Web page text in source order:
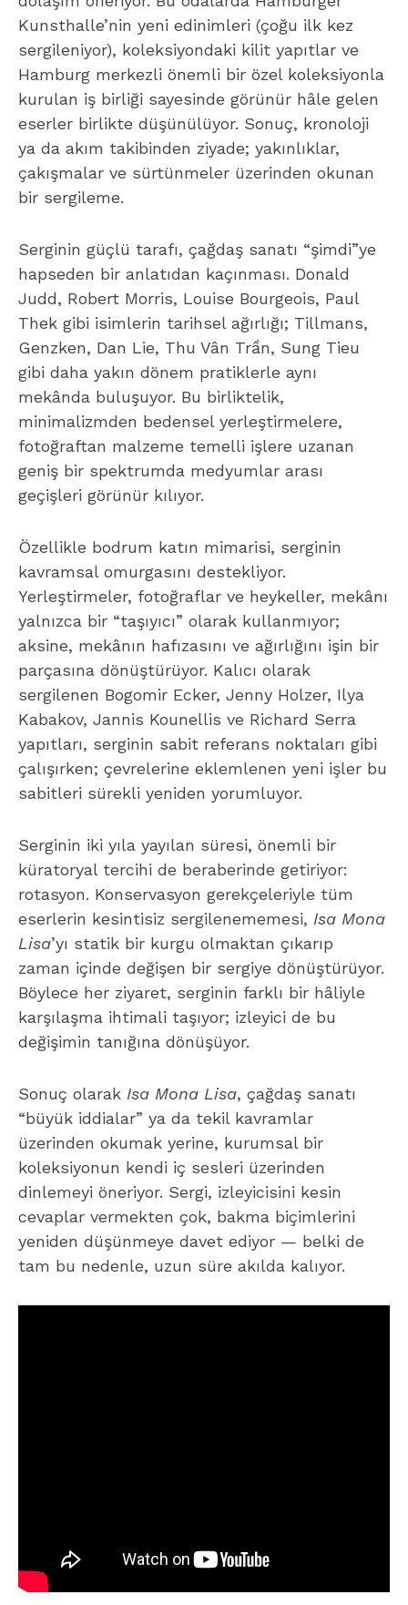
Kunsthalle’nin yeni edinimleri (çoğu ilk kez
sergileniyor), koleksiyondaki kilit yapıtlar ve
Hamburg merkezli önemli bir özel koleksiyonla
kurulan iş birliği sayesinde görünür hâle gelen
eserler birlikte düşünülüyor. Sonuç, kronoloji
ya da akım takibinden ziyade; yakınlıklar,
çakışmalar ve sürtünmeler üzerinden okunan
bir sergileme.
Serginin güçlü tarafı, çağdaş sanatı “şimdi”ye
hapseden bir anlatıdan kaçınması. Donald
Judd, Robert Morris, Louise Bourgeois, Paul
Thek gibi isimlerin tarihsel ağırlığı; Tillmans,
Genzken, Dan Lie, Thu Vân Trần, Sung Tieu
gibi daha yakın dönem pratiklerle aynı
mekânda buluşuyor. Bu birliktelik,
minimalizmden bedensel yerleştirmelere,
fotoğraftan malzeme temelli işlere uzanan
geniş bir spektrumda medyumlar arası
geçişleri görünür kılıyor.
Özellikle bodrum katın mimarisi, serginin
kavramsal omurgasını destekliyor.
Yerleştirmeler, fotoğraflar ve heykeller, mekânı
yalnızca bir “taşıyıcı” olarak kullanmıyor;
aksine, mekânın hafızasını ve ağırlığını işin bir
parçasına dönüştürüyor. Kalıcı olarak
sergilenen Bogomir Ecker, Jenny Holzer, Ilya
Kabakov, Jannis Kounellis ve Richard Serra
yapıtları, serginin sabit referans noktaları gibi
çalışırken; çevrelerine eklemlenen yeni işler bu
sabitleri sürekli yeniden yorumluyor.
Serginin iki yıla yayılan süresi, önemli bir
küratoryal tercihi de beraberinde getiriyor:
rotasyon. Konservasyon gerekçeleriyle tüm
eserlerin kesintisiz sergilenememesi, Isa Mona
Lisa’yı statik bir kurgu olmaktan çıkarıp
zaman içinde değişen bir sergiye dönüştürüyor.
Böylece her ziyaret, serginin farklı bir hâliyle
karşılaşma ihtimali taşıyor; izleyici de bu
değişimin tanığına dönüşüyor.
Sonuç olarak Isa Mona Lisa, çağdaş sanatı
“büyük iddialar” ya da tekil kavramlar
üzerinden okumak yerine, kurumsal bir
koleksiyonun kendi iç sesleri üzerinden
dinlemeyi öneriyor. Sergi, izleyicisini kesin
cevaplar vermekten çok, bakma biçimlerini
yeniden düşünmeye davet ediyor — belki de
tam bu nedenle, uzun süre akılda kalıyor.